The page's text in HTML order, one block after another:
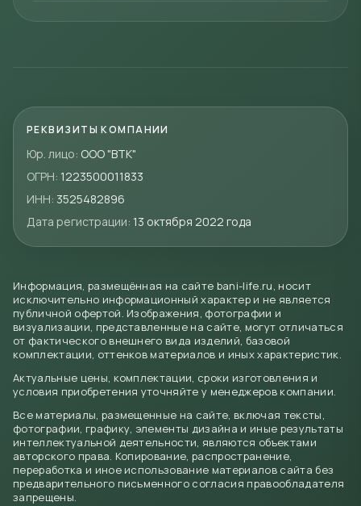
РЕКВИЗИТЫ КОМПАНИИ
Юр. лицо: ООО "ВТК"
ОГРН: 1223500011833
ИНН: 3525482896
Дата регистрации: 13 октября 2022 года
Информация, размещённая на сайте bani-life.ru, носит
исключительно информационный характер и не является
публичной офертой. Изображения, фотографии и
визуализации, представленные на сайте, могут отличаться
от фактического внешнего вида изделий, базовой
комплектации, оттенков материалов и иных характеристик.
Актуальные цены, комплектации, сроки изготовления и
условия приобретения уточняйте у менеджеров компании.
Все материалы, размещенные на сайте, включая тексты,
фотографии, графику, элементы дизайна и иные результаты
интеллектуальной деятельности, являются объектами
авторского права. Копирование, распространение,
переработка и иное использование материалов сайта без
предварительного письменного согласия правообладателя
запрещены.